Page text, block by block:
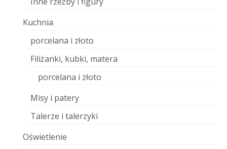
Kuchnia
porcelana i złoto
Filiżanki, kubki, matera
porcelana i złoto
Misy i patery
Talerze i talerzyki
Oświetlenie